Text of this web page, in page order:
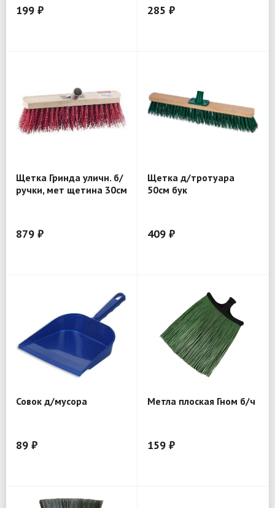
199 ₽ 285 ₽
Щетка Гринда уличн. б/
ручки, мет щетина 30см
879 ₽
Щетка д/тротуара
50см бук
409 ₽
Совок д/мусора
89 ₽
Метла плоская Гном б/ч
159 ₽